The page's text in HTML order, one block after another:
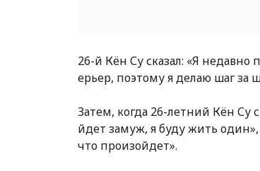
26-й Кён Су сказал: «Я
ерьер, поэтому я делаю шаг за
Затем, когда 26-летний Кён Су
йдет замуж, я буду жить
что произойдет».